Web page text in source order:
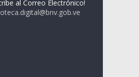
al Correo Electrónico!